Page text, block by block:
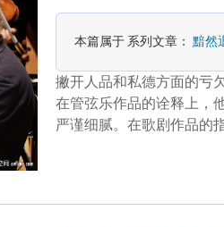
本篇属于 系列文章：黯然
撇开人品和私德方面的亏
在管弦乐作品的诠释上，
严谨细腻。在歌剧作品的